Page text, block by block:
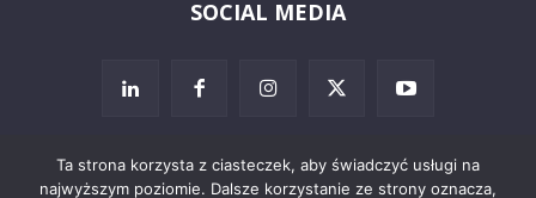
SOCIAL MEDIA
Ta strona korzysta z ciasteczek, aby świadczyć usługi na
najwyższym poziomie. Dalsze korzystanie ze strony oznacza,